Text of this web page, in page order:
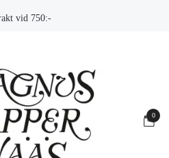
vid 750:-
0